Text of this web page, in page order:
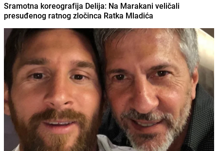
Sramotna koreografija Delija: Na Marakani veličali
presuđenog ratnog zločinca Ratka Mladića